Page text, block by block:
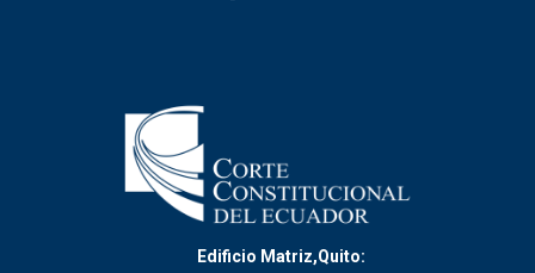
Edificio Matriz,Quito: